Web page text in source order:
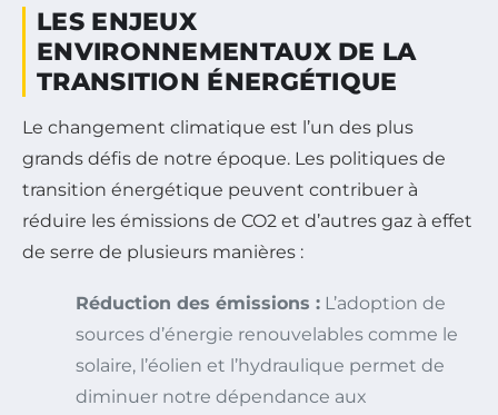
LES ENJEUX
ENVIRONNEMENTAUX DE LA
TRANSITION ÉNERGÉTIQUE
Le changement climatique est l’un des plus
grands défis de notre époque. Les politiques de
transition énergétique peuvent contribuer à
réduire les émissions de CO2 et d’autres gaz à effet
de serre de plusieurs manières :
Réduction des émissions : L’adoption de
sources d’énergie renouvelables comme le
solaire, l’éolien et l’hydraulique permet de
diminuer notre dépendance aux